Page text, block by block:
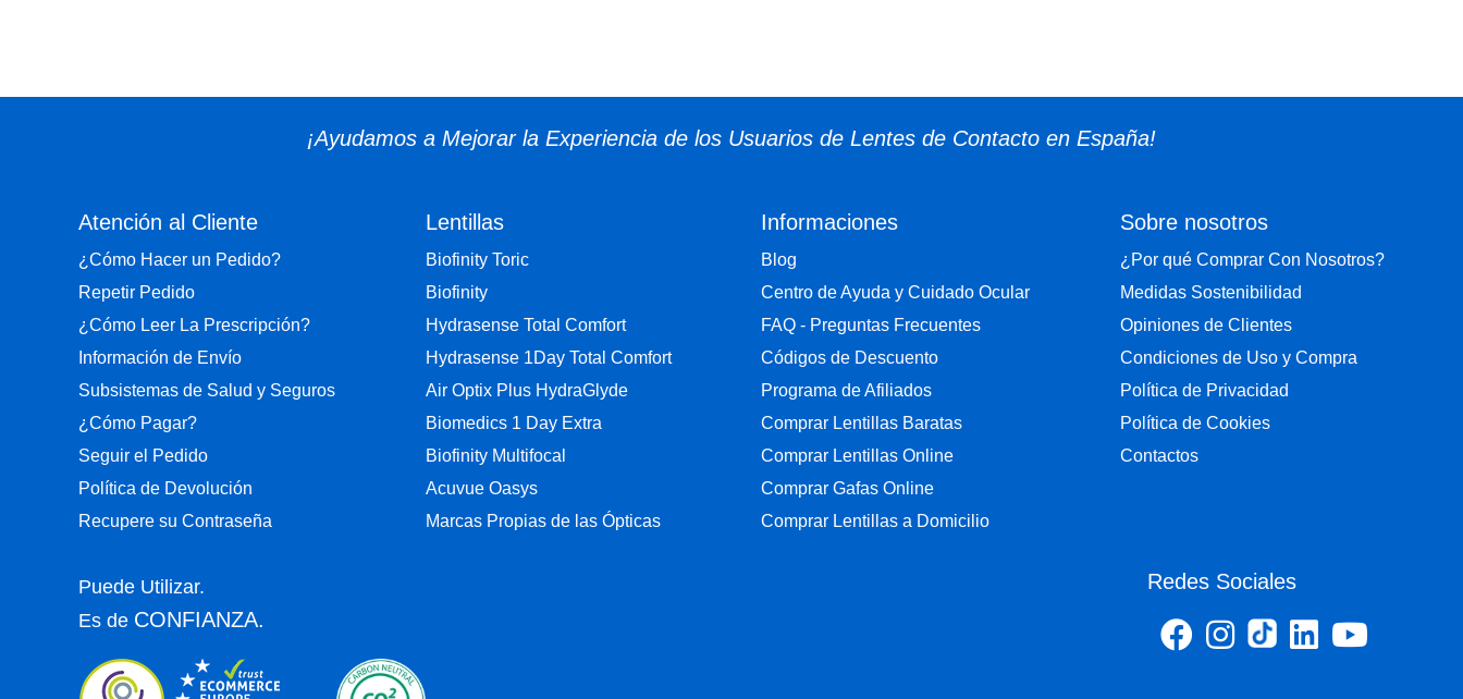
¡Ayudamos a Mejorar la Experiencia de los Usuarios de Lentes de Contacto en España!
Atención al Cliente
¿Cómo Hacer un Pedido?
Repetir Pedido
¿Cómo Leer La Prescripción?
Información de Envío
Subsistemas de Salud y Seguros
¿Cómo Pagar?
Seguir el Pedido
Política de Devolución
Recupere su Contraseña
Lentillas
Biofinity Toric
Biofinity
Hydrasense Total Comfort
Hydrasense 1Day Total Comfort
Air Optix Plus HydraGlyde
Biomedics 1 Day Extra
Biofinity Multifocal
Acuvue Oasys
Marcas Propias de las Ópticas
Informaciones
Blog
Centro de Ayuda y Cuidado Ocular
FAQ - Preguntas Frecuentes
Códigos de Descuento
Programa de Afiliados
Comprar Lentillas Baratas
Comprar Lentillas Online
Comprar Gafas Online
Comprar Lentillas a Domicilio
Sobre nosotros
¿Por qué Comprar Con Nosotros?
Medidas Sostenibilidad
Opiniones de Clientes
Condiciones de Uso y Compra
Política de Privacidad
Política de Cookies
Contactos
Puede Utilizar.
Es de CONFIANZA.
Redes Sociales